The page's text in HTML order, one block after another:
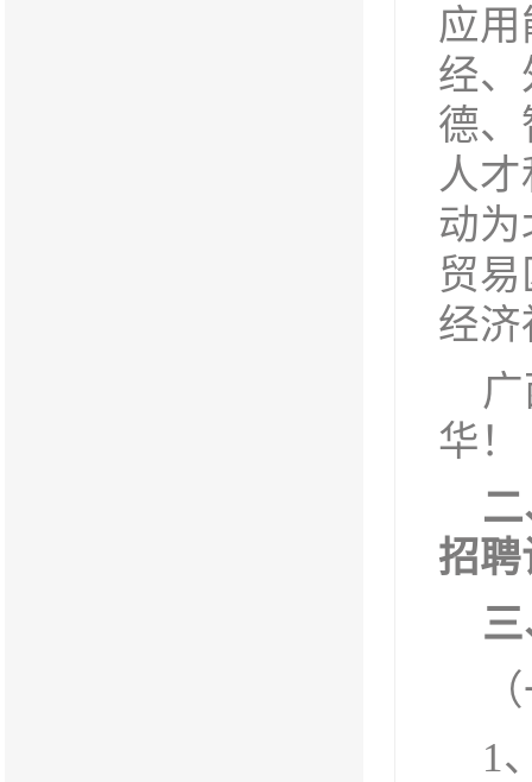
应
经
德
人才
动
贸
经
华！
招
1